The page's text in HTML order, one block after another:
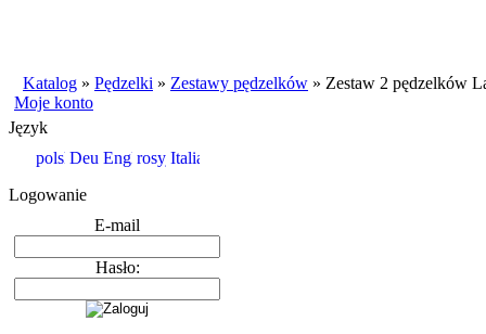
Katalog » Pędzelki » Zestawy pędzelków » Zestaw 2 pędzelków
Moje konto
Język
Logowanie
E-mail
Hasło: